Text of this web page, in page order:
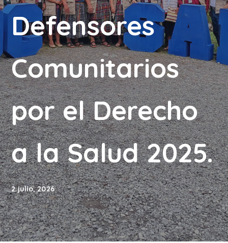
Defensores
Comunitarios
por el Derecho
a la Salud 2025.
2 julio, 2026